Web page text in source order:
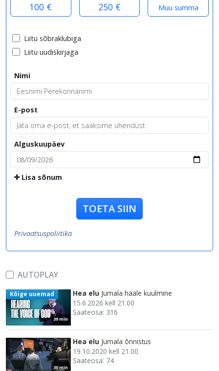
100 € 250 €
Liitu sõbraklubiga
Liitu uudiskirjaga
Nimi
E-post
Alguskuupäev
Lisa sõnum
TOETA SIIN
Privaatsuspoliitika
AUTOPLAY
30 min
Kõige uuemad Hea elu Jumala hääle kuulmine
15.6.2026 kell 21.00
Saateosa: 316
30 min
Hea elu Jumala õnnistus
19.10.2020 kell 21.00
Saateosa: 74